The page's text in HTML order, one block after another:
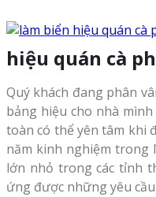
hiệu quán cà
Quý khách đang phân
bảng hiệu cho nhà
toàn có thể yên tâm khi
năm kinh nghiệm trong
lớn nhỏ trong các tỉnh
ứng được những yêu